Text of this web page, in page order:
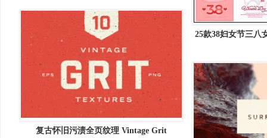
25款38妇女节三八
复古怀旧污渍全页纹理 Vintage Grit